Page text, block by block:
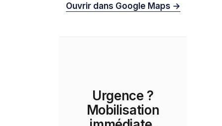
Ouvrir dans Google Maps →
Urgence ?
Mobilisation